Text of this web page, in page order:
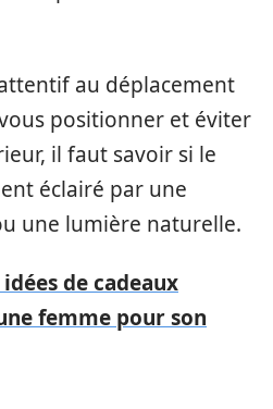
au déplacement
positionner et éviter
il faut savoir si le
éclairé par une
une lumière naturelle.
idées de cadeaux
femme pour son